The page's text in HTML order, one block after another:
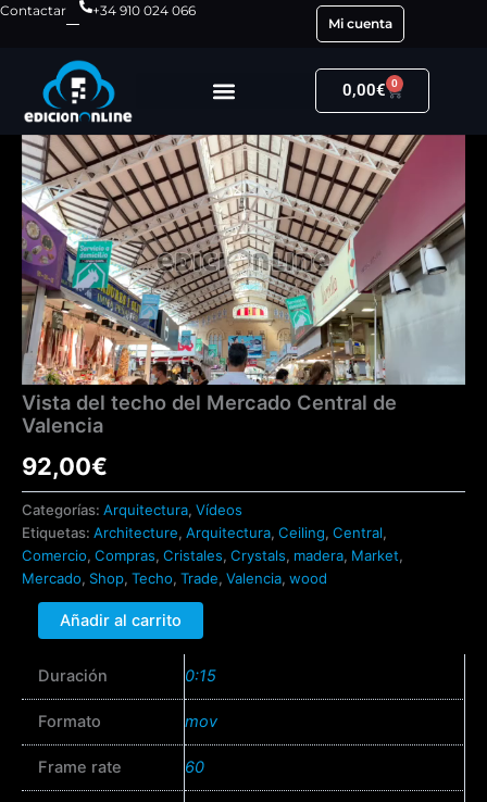
Ir
contenido
Contactar
+34 910 024 066
Mi cuenta
0,00€ 0
Carrito
Vista del techo del Mercado Central de
Valencia
92,00€
Categorías: Arquitectura, Vídeos
Etiquetas: Architecture, Arquitectura, Ceiling, Central,
Comercio, Compras, Cristales, Crystals, madera, Market,
Mercado, Shop, Techo, Trade, Valencia, wood
Vista
del
techo
del
Mercado
Central
de
Valencia
cantidad
Añadir al carrito
Duración 0:15
Formato mov
Frame rate 60